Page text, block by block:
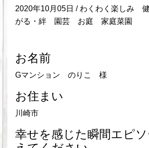
2020年10月05日 / わくわく楽しみ
がる・絆
園芸 お庭 家庭菜園
お名前
Gマンション のりこ 様
お住まい
川崎市
幸せを感じた瞬間エピ